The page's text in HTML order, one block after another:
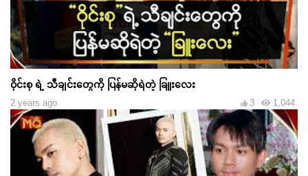
ဝိုင်းစု ရဲ့ သီချင်းတွေကို ပြန်မဆိုရဲတဲ့ ခြူးလေး
2 years ago 1,044
3